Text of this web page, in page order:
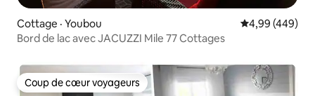
Cottage · Youbou Note
4,99 (449)
Bord de lac avec JACUZZI Mile 77 Cottages
Coup de cœur voyageurs
Coup de cœur voyageurs